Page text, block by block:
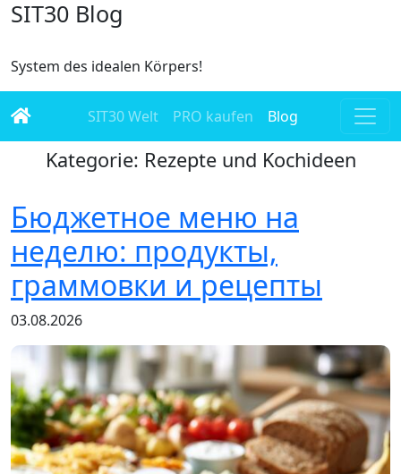
SIT30 Blog
System des idealen Körpers!
SIT30 Welt PRO kaufen Blog
Kategorie: Rezepte und Kochideen
Бюджетное меню на
неделю: продукты,
граммовки и рецепты
03.08.2026